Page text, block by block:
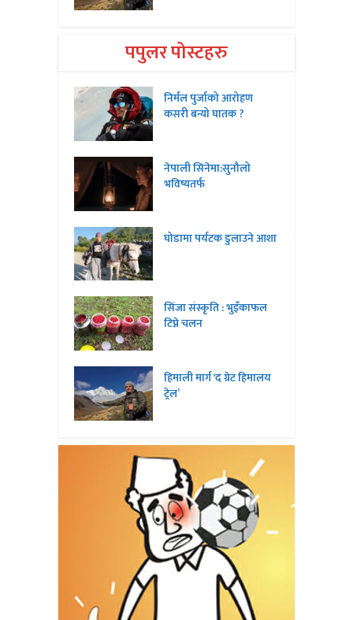
पपुलर पोस्टहरु
निर्मल पुर्जाको आरोहण
कसरी बन्यो घातक ?
नेपाली सिनेमा:सुनौलो
भविष्यतर्फ
घोडामा पर्यटक डुलाउने आशा
सिंजा संस्कृति : भुइँकाफल
टिप्ने चलन
हिमाली मार्ग ‘द ग्रेट हिमालय
ट्रेल’